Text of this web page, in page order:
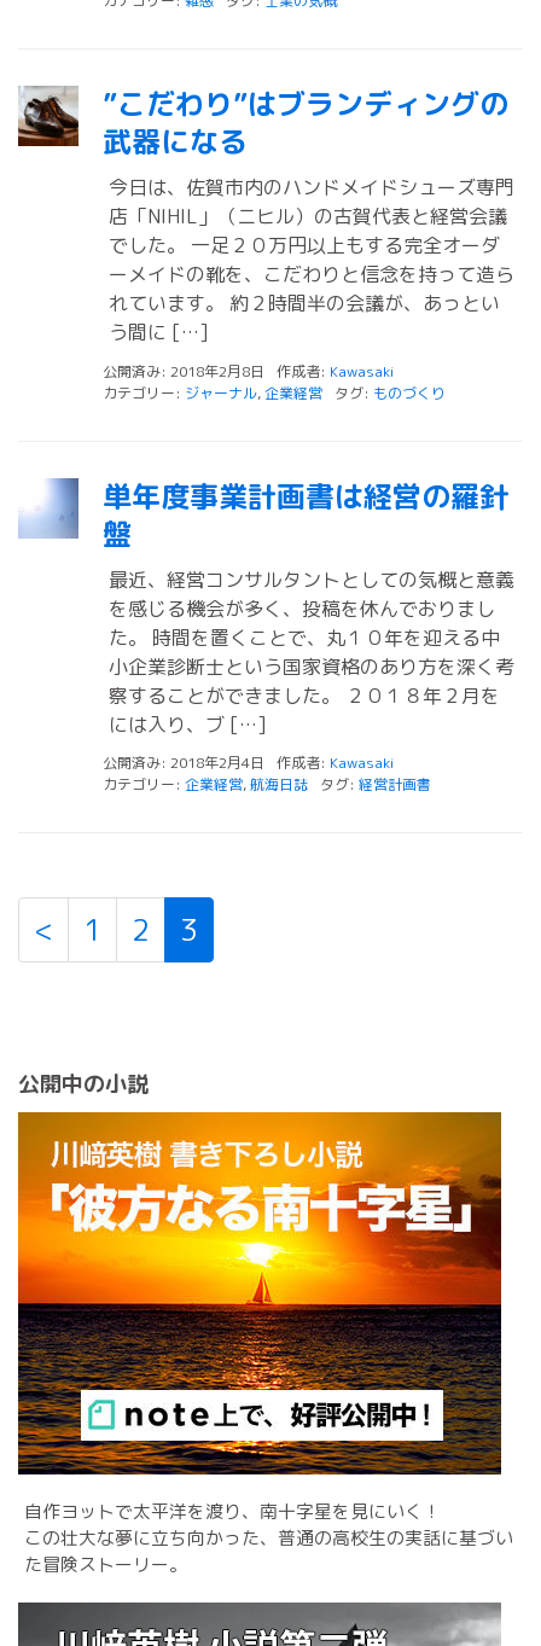
”こだわり”はブランディングの
武器になる
今日は、佐賀市内のハンドメイドシューズ専門
店「NIHIL」（ニヒル）の古賀代表と経営会議
でした。 一足２０万円以上もする完全オーダ
ーメイドの靴を、こだわりと信念を持って造ら
れています。 約２時間半の会議が、あっとい
う間に […]
公開済み: 2018年2月8日 作成者: Kawasaki
カテゴリー: ジャーナル,企業経営 タグ: ものづくり
単年度事業計画書は経営の羅針
盤
最近、経営コンサルタントとしての気概と意義
を感じる機会が多く、投稿を休んでおりまし
た。 時間を置くことで、丸１０年を迎える中
小企業診断士という国家資格のあり方を深く考
察することができました。 ２０１８年２月を
には入り、ブ […]
公開済み: 2018年2月4日 作成者: Kawasaki
カテゴリー: 企業経営,航海日誌 タグ: 経営計画書
< 1 2 3
公開中の小説
自作ヨットで太平洋を渡り、南十字星を見にいく！
この壮大な夢に立ち向かった、普通の高校生の実話に基づい
た冒険ストーリー。